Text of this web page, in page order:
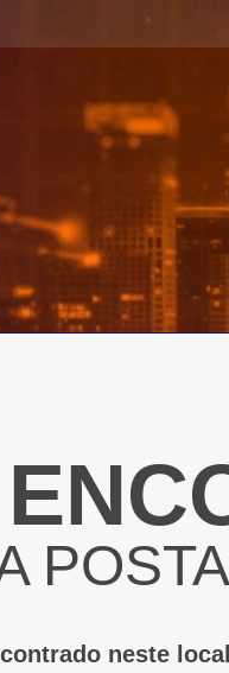
neste